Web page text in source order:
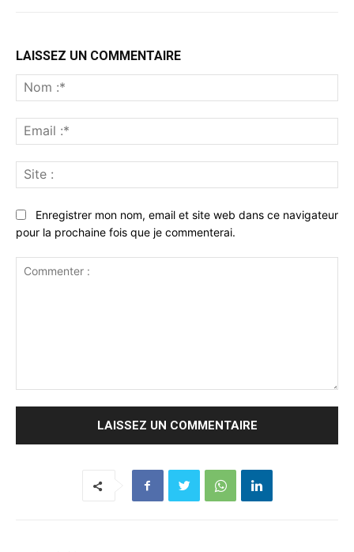
LAISSEZ UN COMMENTAIRE
:*
:*
:
Enregistrer mon nom, email et site web dans ce navigateur
pour la prochaine fois que je commenterai.